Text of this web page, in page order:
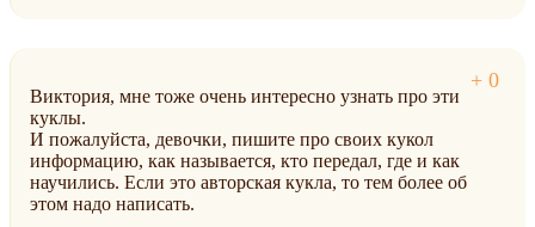
Виктория, мне тоже очень интересно узнать про эти
куклы.
И пожалуйста, девочки, пишите про своих кукол
информацию, как называется, кто передал, где и как
научились. Если это авторская кукла, то тем более об
этом надо написать.